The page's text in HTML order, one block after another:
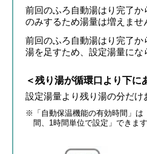
前回のふろ自動湯はり完了か
のみするため湯量は増えませ
前回のふろ自動湯はり完了か
湯を足すため、設定湯量にな
＜残り湯が循環口より下に
設定湯量より残り湯の分だけ
※「自動保温機能の有効時間」は
間、1時間単位で設定」できま